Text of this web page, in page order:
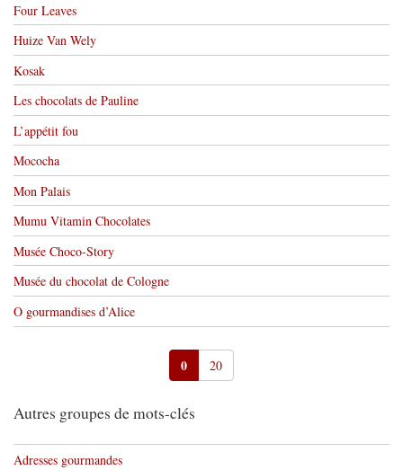
Four Leaves
Huize Van Wely
Kosak
Les chocolats de Pauline
L’appétit fou
Mococha
Mon Palais
Mumu Vitamin Chocolates
Musée Choco-Story
Musée du chocolat de Cologne
O gourmandises d’Alice
0 20
Autres groupes de mots-clés
Adresses gourmandes